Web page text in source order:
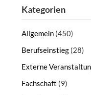
Kategorien
Allgemein(450)
Berufseinstieg(28)
Externe
Fachschaft (9)